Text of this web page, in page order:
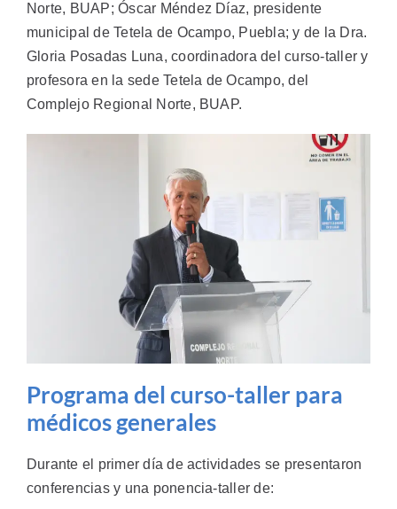
Norte, BUAP; Óscar Méndez Díaz, presidente
municipal de Tetela de Ocampo, Puebla; y de la Dra.
Gloria Posadas Luna, coordinadora del curso-taller y
profesora en la sede Tetela de Ocampo, del
Complejo Regional Norte, BUAP.
Programa del curso-taller para
médicos generales
Durante el primer día de actividades se presentaron
conferencias y una ponencia-taller de: